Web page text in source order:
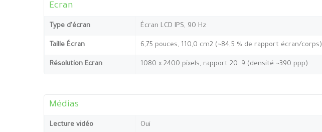
Ecran
Type d'écran Écran LCD IPS, 90 Hz
Taille Écran 6,75 pouces, 110,0 cm2 (~84,5 % de rapport écran/corps)
Résolution Ecran 1080 x 2400 pixels, rapport 20 :9 (densité ~390 ppp)
Médias
Lecture vidéo Oui